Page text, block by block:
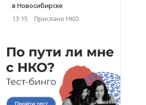
в Новосибирске
13:15 · Прислано НКО